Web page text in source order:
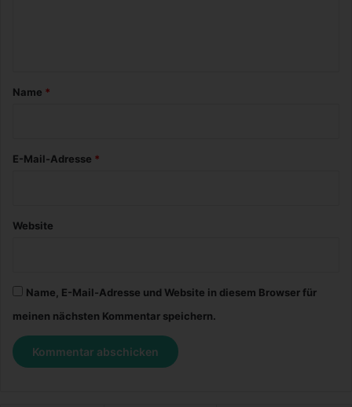
a
Name *
E-Mail-Adresse *
Website
Name, E-Mail-Adresse und Website in diesem Browser für
meinen nächsten Kommentar speichern.